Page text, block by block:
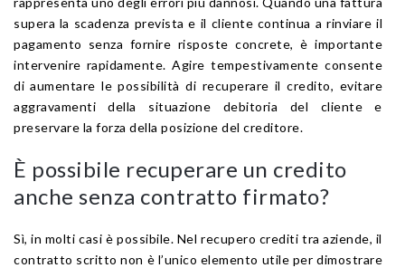
supera la scadenza prevista e il cliente continua a rinviare il
pagamento senza fornire risposte concrete, è importante
intervenire rapidamente. Agire tempestivamente consente
di aumentare le possibilità di recuperare il credito, evitare
aggravamenti della situazione debitoria del cliente e
preservare la forza della posizione del creditore.
È possibile recuperare un credito
anche senza contratto firmato?
Sì, in molti casi è possibile. Nel recupero crediti tra aziende, il
contratto scritto non è l’unico elemento utile per dimostrare